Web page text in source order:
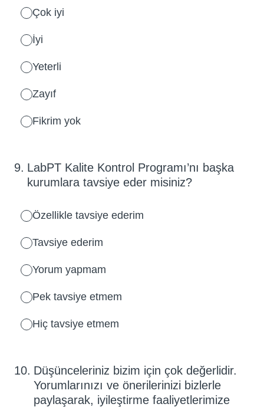
Çok iyi
İyi
Yeterli
Zayıf
Fikrim yok
9. LabPT Kalite Kontrol Programı’nı başka
kurumlara tavsiye eder misiniz?
Özellikle tavsiye ederim
Tavsiye ederim
Yorum yapmam
Pek tavsiye etmem
Hiç tavsiye etmem
10. Düşünceleriniz bizim için çok değerlidir.
Yorumlarınızı ve önerilerinizi bizlerle
paylaşarak, iyileştirme faaliyetlerimize